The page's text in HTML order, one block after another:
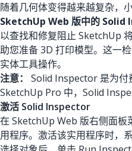
随着几何体变得越来越复杂，
SketchUp Web 版中的 Solid
以查找和修复阻止 SketchUp
助您准备 3D 打印模型。这一
实体工具操作。
注意：
Solid Inspector 是为付
SketchUp Pro 中，Solid
激活 Solid Inspector
在 SketchUp Web 版右侧面
用程序。激活该实用程序时，